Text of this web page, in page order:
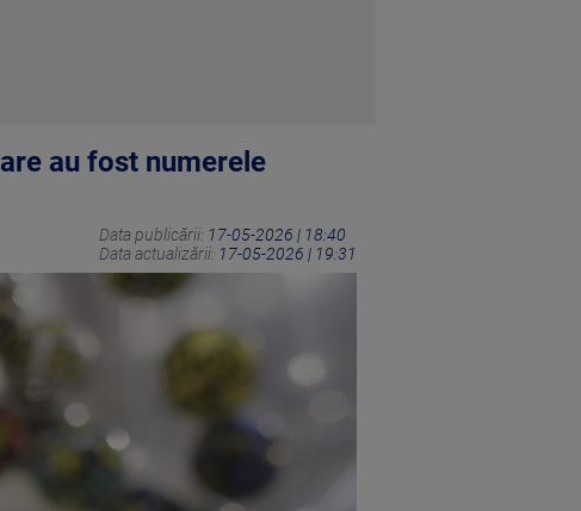
au fost numerele
Data publicării: 17-05-2026 | 18:40
Data actualizării: 17-05-2026 | 19:31